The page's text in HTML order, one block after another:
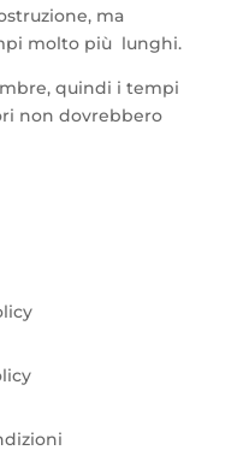
ma
molto più lunghi.
quindi i tempi
non dovrebbero